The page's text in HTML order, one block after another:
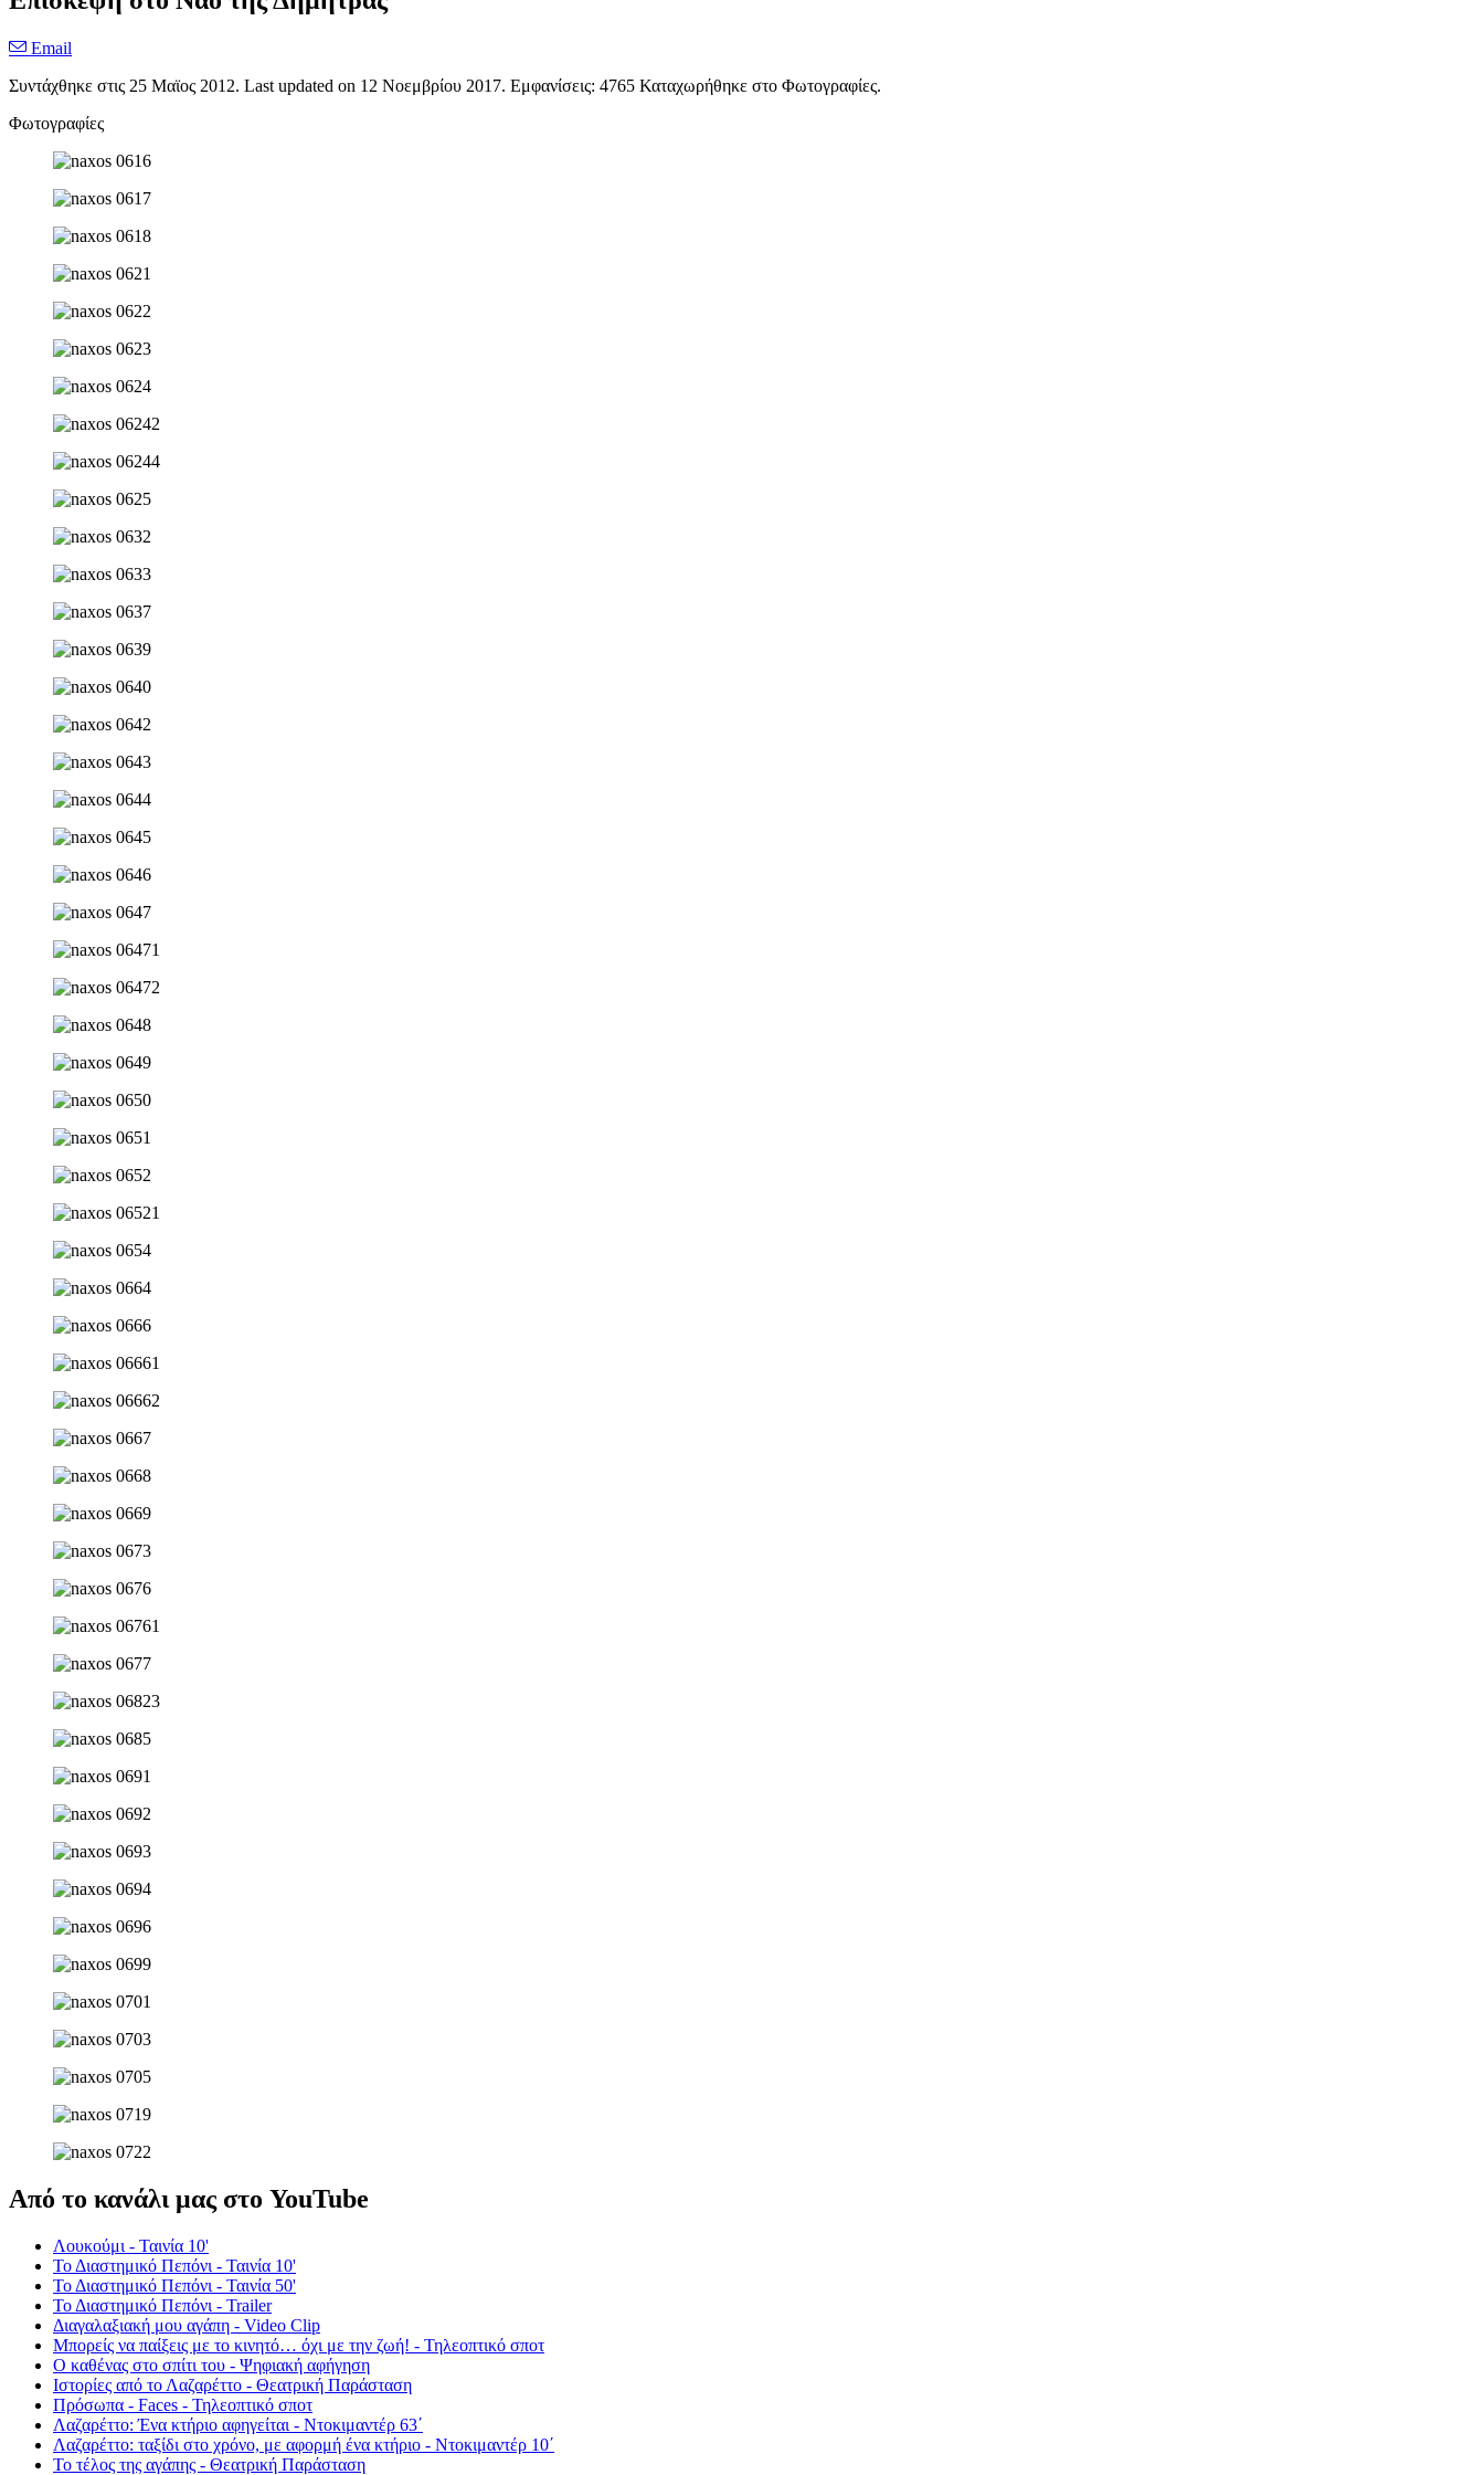
Email
Συντάχθηκε στις 25 Μαϊος 2012. Last updated on 12 Νοεμβρίου 2017. Εμφανίσεις: 4765 Καταχωρήθηκε στο Φωτογραφίες.
Φωτογραφίες
Από το κανάλι μας στο YouTube
Λουκούμι - Ταινία 10'
Το Διαστημικό Πεπόνι - Ταινία 10'
Το Διαστημικό Πεπόνι - Ταινία 50'
Το Διαστημικό Πεπόνι - Trailer
Διαγαλαξιακή μου αγάπη - Video Clip
Μπορείς να παίξεις με το κινητό… όχι με την ζωή! - Τηλεοπτικό σποτ
Ο καθένας στο σπίτι του - Ψηφιακή αφήγηση
Ιστορίες από το Λαζαρέττο - Θεατρική Παράσταση
Πρόσωπα - Faces - Τηλεοπτικό σποτ
Λαζαρέττο: Ένα κτήριο αφηγείται - Ντοκιμαντέρ 63΄
Λαζαρέττο: ταξίδι στο χρόνο, με αφορμή ένα κτήριο - Ντοκιμαντέρ 10΄
Το τέλος της αγάπης - Θεατρική Παράσταση